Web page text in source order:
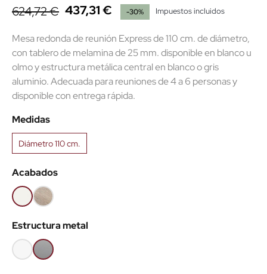
624,72 € 437,31 € -30% Impuestos incluidos
Mesa redonda de reunión Express de 110 cm. de diámetro,
con tablero de melamina de 25 mm. disponible en blanco u
olmo y estructura metálica central en blanco o gris
aluminio. Adecuada para reuniones de 4 a 6 personas y
disponible con entrega rápida.
Medidas
Diámetro 110 cm.
Acabados
BlancoOlmo
claro
Estructura metal
BlancoGris
aluminio